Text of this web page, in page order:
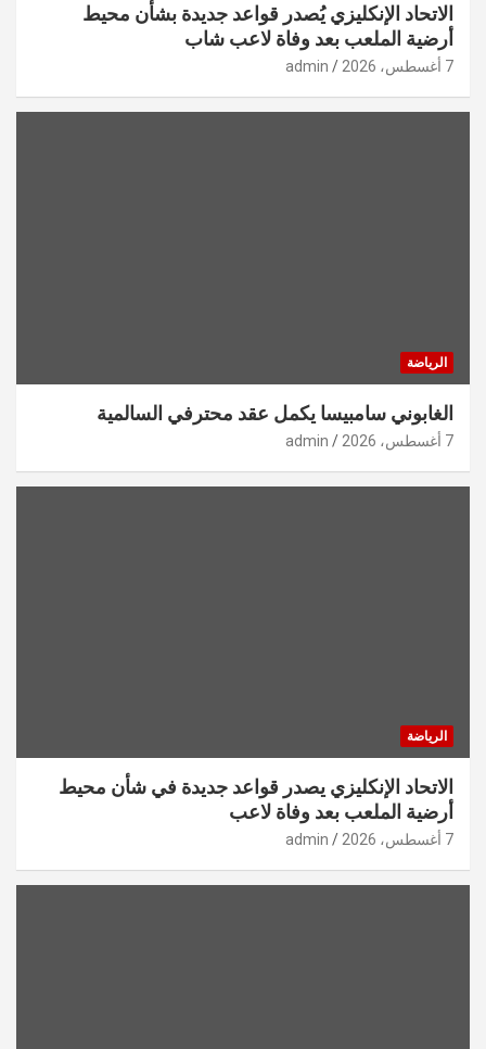
الاتحاد الإنكليزي يُصدر قواعد جديدة بشأن محيط
أرضية الملعب بعد وفاة لاعب شاب
7 أغسطس، 2026 admin
الرياضة
الغابوني سامبيسا يكمل عقد محترفي السالمية
7 أغسطس، 2026 admin
الرياضة
الاتحاد الإنكليزي يصدر قواعد جديدة في شأن محيط
أرضية الملعب بعد وفاة لاعب
7 أغسطس، 2026 admin